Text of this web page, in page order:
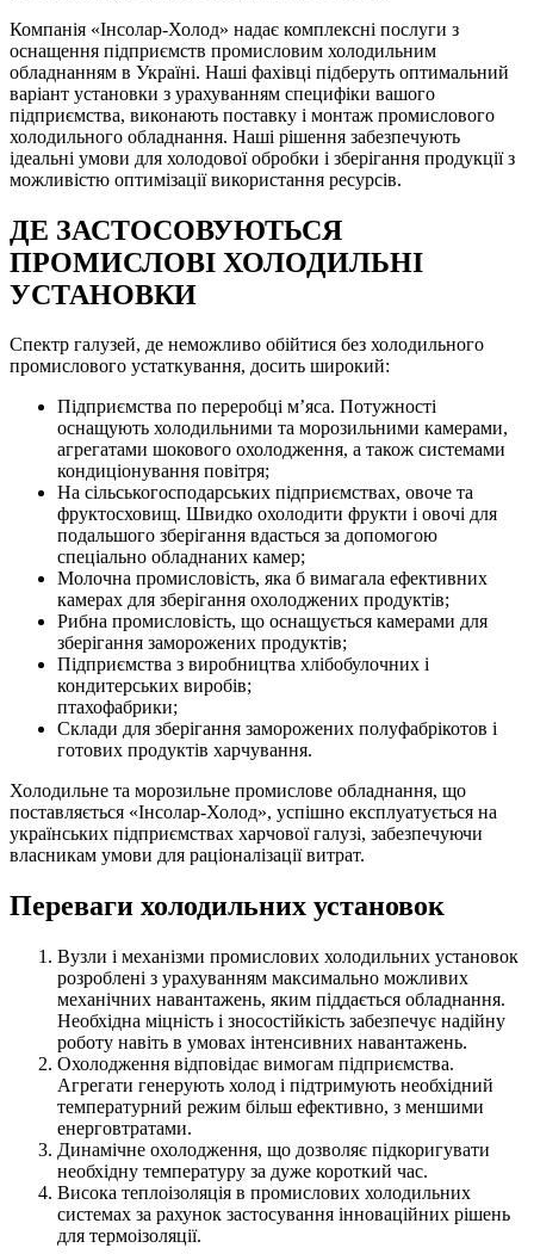
Компанія «Інсолар-Холод» надає комплексні послуги з
оснащення підприємств промисловим холодильним
обладнанням в Україні. Наші фахівці підберуть оптимальний
варіант установки з урахуванням специфіки вашого
підприємства, виконають поставку і монтаж промислового
холодильного обладнання. Наші рішення забезпечують
ідеальні умови для холодової обробки і зберігання продукції з
можливістю оптимізації використання ресурсів.
ДЕ ЗАСТОСОВУЮТЬСЯ
ПРОМИСЛОВІ ХОЛОДИЛЬНІ
УСТАНОВКИ
Спектр галузей, де неможливо обійтися без холодильного
промислового устаткування, досить широкий:
Підприємства по переробці м’яса. Потужності
оснащують холодильними та морозильними камерами,
агрегатами шокового охолодження, а також системами
кондиціонування повітря;
На сільськогосподарських підприємствах, овоче та
фруктосховищ. Швидко охолодити фрукти і овочі для
подальшого зберігання вдасться за допомогою
спеціально обладнаних камер;
Молочна промисловість, яка б вимагала ефективних
камерах для зберігання охолоджених продуктів;
Рибна промисловість, що оснащується камерами для
зберігання заморожених продуктів;
Підприємства з виробництва хлібобулочних і
кондитерських виробів;
птахофабрики;
Склади для зберігання заморожених полуфабрікотов і
готових продуктів харчування.
Холодильне та морозильне промислове обладнання, що
поставляється «Інсолар-Холод», успішно експлуатується на
українських підприємствах харчової галузі, забезпечуючи
власникам умови для раціоналізації витрат.
Переваги холодильних установок
Вузли і механізми промислових холодильних установок
розроблені з урахуванням максимально можливих
механічних навантажень, яким піддається обладнання.
Необхідна міцність і зносостійкість забезпечує надійну
роботу навіть в умовах інтенсивних навантажень.
Охолодження відповідає вимогам підприємства.
Агрегати генерують холод і підтримують необхідний
температурний режим більш ефективно, з меншими
енерговтратами.
Динамічне охолодження, що дозволяє підкоригувати
необхідну температуру за дуже короткий час.
Висока теплоізоляція в промислових холодильних
системах за рахунок застосування інноваційних рішень
для термоізоляції.